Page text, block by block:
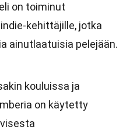
on toiminut
kehittäjille, jotka
ainutlaatuisia pelejään.
kouluissa ja
on käytetty